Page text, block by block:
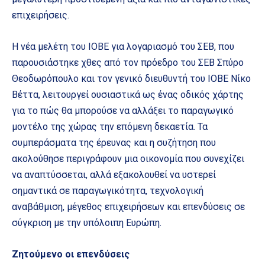
επιχειρήσεις.
Η νέα μελέτη του ΙΟΒΕ για λογαριασμό του ΣΕΒ, που
παρουσιάστηκε χθες από τον πρόεδρο του ΣΕΒ Σπύρο
Θεοδωρόπουλο και τον γενικό διευθυντή του ΙΟΒΕ Νίκο
Βέττα, λειτουργεί ουσιαστικά ως ένας οδικός χάρτης
για το πώς θα μπορούσε να αλλάξει το παραγωγικό
μοντέλο της χώρας την επόμενη δεκαετία. Τα
συμπεράσματα της έρευνας και η συζήτηση που
ακολούθησε περιγράφουν μια οικονομία που συνεχίζει
να αναπτύσσεται, αλλά εξακολουθεί να υστερεί
σημαντικά σε παραγωγικότητα, τεχνολογική
αναβάθμιση, μέγεθος επιχειρήσεων και επενδύσεις σε
σύγκριση με την υπόλοιπη Ευρώπη.
Ζητούμενο οι επενδύσεις